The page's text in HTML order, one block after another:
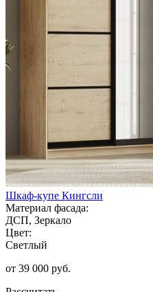
Шкаф-купе Кингсли
Материал фасада:
ДСП, Зеркало
Цвет:
Светлый
от 39 000 руб.